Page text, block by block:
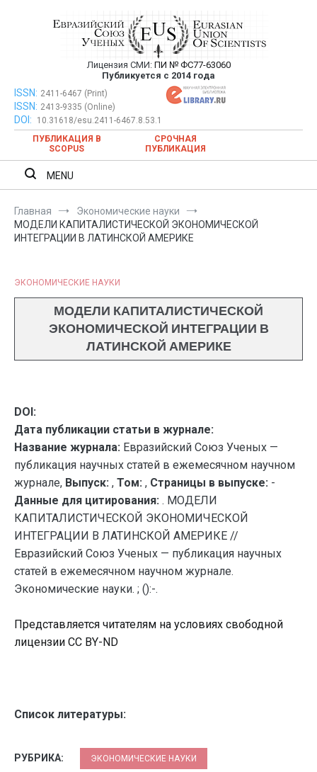
Евразийский Союз Ученых —
публикация научных статей в
ежемесячном научном журнале
Лицензия СМИ: ПИ № ФС77-63060
Публикуется с 2014 года
Евразийский Союз Ученых — публикация научных статей в
ежемесячном научном журнале
ISSN: 2411-6467 (Print)
ISSN: 2413-9335 (Online)
DOI:
10.31618/esu.2411-6467.8.53.1
ПУБЛИКАЦИЯ В
SCOPUS
СРОЧНАЯ
ПУБЛИКАЦИЯ
MENU
Главная
Экономические науки
МОДЕЛИ КАПИТАЛИСТИЧЕСКОЙ ЭКОНОМИЧЕСКОЙ
ИНТЕГРАЦИИ В ЛАТИНСКОЙ АМЕРИКЕ
ЭКОНОМИЧЕСКИЕ НАУКИ
МОДЕЛИ КАПИТАЛИСТИЧЕСКОЙ
ЭКОНОМИЧЕСКОЙ ИНТЕГРАЦИИ В
ЛАТИНСКОЙ АМЕРИКЕ
DOI:
Дата публикации статьи в журнале:
Название журнала: Евразийский Союз Ученых —
публикация научных статей в ежемесячном научном
журнале, Выпуск: , Том: , Страницы в выпуске: -
Данные для цитирования: . МОДЕЛИ
КАПИТАЛИСТИЧЕСКОЙ ЭКОНОМИЧЕСКОЙ
ИНТЕГРАЦИИ В ЛАТИНСКОЙ АМЕРИКЕ //
Евразийский Союз Ученых — публикация научных
статей в ежемесячном научном журнале.
Экономические науки. ; ():-.
Представляется читателям на условиях свободной
лицензии CC BY-ND
Список литературы:
РУБРИКА: ЭКОНОМИЧЕСКИЕ НАУКИ